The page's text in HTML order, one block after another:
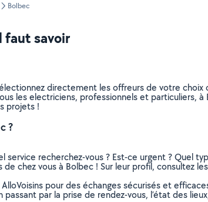
Bolbec
faut savoir
directement les offreurs de votre
les electriciens, professionnels et particuliers,
projets !
?
recherchez-vous ? Est-ce urgent ? Quel
chez vous à Bolbec ! Sur leur profil, consultez
pour des échanges sécurisés et
par la prise de rendez-vous, l’état des